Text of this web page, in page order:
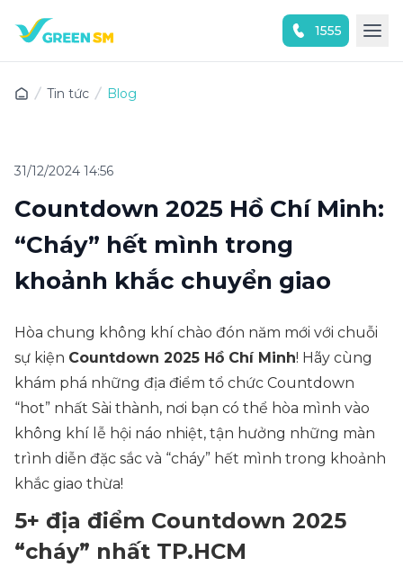
1555
Tin tức Blog
31/12/2024 14:56
Countdown 2025 Hồ Chí Minh:
“Cháy” hết mình trong
khoảnh khắc chuyển giao
Hòa chung không khí chào đón năm mới với chuỗi
sự kiện Countdown 2025 Hồ Chí Minh! Hãy cùng
khám phá những địa điểm tổ chức Countdown
“hot” nhất Sài thành, nơi bạn có thể hòa mình vào
không khí lễ hội náo nhiệt, tận hưởng những màn
trình diễn đặc sắc và “cháy” hết mình trong khoảnh
khắc giao thừa!
5+ địa điểm Countdown 2025
“cháy” nhất TP.HCM